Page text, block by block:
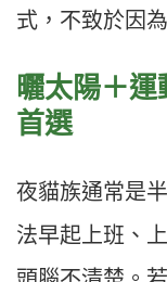
式，不致於因
曬太陽＋
首選
夜貓族通常是
法早起上班、